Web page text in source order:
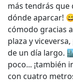
más tendrás
dónde aparcar!
cómodo gracias
plaza y
de un día largo.
poco... ¡también
con cuatro